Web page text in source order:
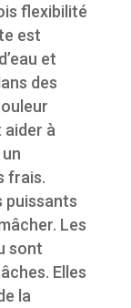
flexibilité
est
et
des
aider à
frais.
puissants
Les
sont
Elles
la